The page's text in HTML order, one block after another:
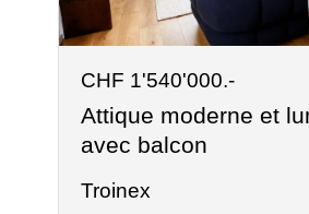
CHF 1'540'000.-
Attique moderne et
avec balcon
Troinex